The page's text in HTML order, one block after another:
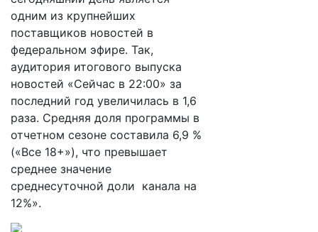
одним из крупнейших
поставщиков новостей в
федеральном эфире. Так,
аудитория итогового выпуска
новостей «Сейчас в 22:00» за
последний год увеличилась в 1,6
раза. Средняя доля программы в
отчетном сезоне составила 6,9 %
(«Все 18+»), что превышает
среднее значение
среднесуточной доли канала на
12%».